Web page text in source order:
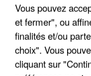
Votre n° de téléphone*
Vous pouvez
et fermer", ou
finalités et/ou
choix". Vous
cliquant sur